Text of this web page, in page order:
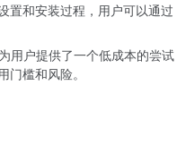
置和安装过程，用户可以通过
用户提供了一个低成本的尝试
门槛和风险。